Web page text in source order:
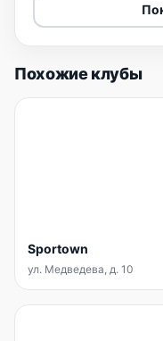
Похожие клубы
Sportown
ул. Медведева, д. 10